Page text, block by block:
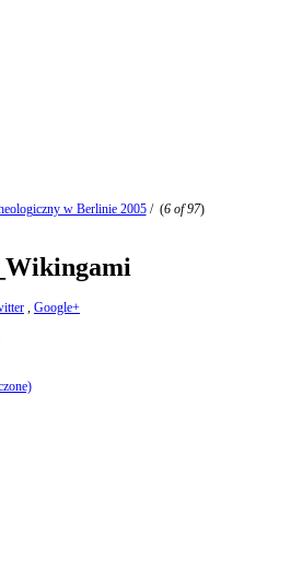
w Berlinie 2005/ (6 of 97)
, Google+